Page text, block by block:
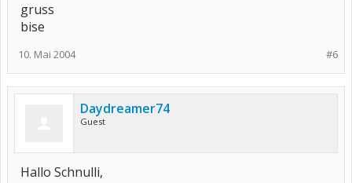
gruss
bise
#6
10. Mai 2004
Daydreamer74
Guest
Hallo Schnulli,